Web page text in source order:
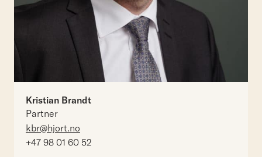
Kristian Brandt
Partner
kbr@hjort.no
+47 98 01 60 52